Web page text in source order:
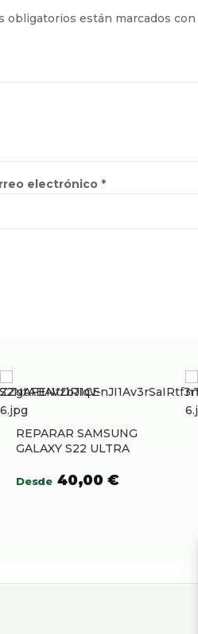
obligatorios están marcados con
electrónico *
REPARAR SAMSUNG
GALAXY S22 ULTRA
Desde 40,00 €